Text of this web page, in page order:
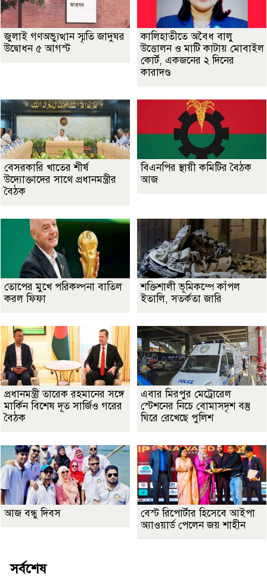
জুলাই গণঅভ্যুত্থান স্মৃতি জাদুঘর
উদ্বোধন ৫ আগস্ট
কালিহাতীতে অবৈধ বালু
উত্তোলন ও মাটি কাটায় মোবাইল
কোর্ট, একজনের ২ দিনের
কারাদণ্ড
বেসরকারি খাতের শীর্ষ
উদ্যোক্তাদের সাথে প্রধানমন্ত্রীর
বৈঠক
বিএনপির স্থায়ী কমিটির বৈঠক
আজ
তোপের মুখে পরিকল্পনা বাতিল
করল ফিফা
শক্তিশালী ভূমিকম্পে কাঁপল
ইতালি, সতর্কতা জারি
প্রধানমন্ত্রী তারেক রহমানের সঙ্গে
মার্কিন বিশেষ দূত সার্জিও গরের
বৈঠক
এবার মিরপুর মেট্রোরেল
স্টেশনের নিচে বোমাসদৃশ বস্তু
ঘিরে রেখেছে পুলিশ
আজ বন্ধু দিবস
বেস্ট রিপোর্টার হিসেবে আইপা
অ্যাওয়ার্ড পেলেন জয় শাহীন
সর্বশেষ